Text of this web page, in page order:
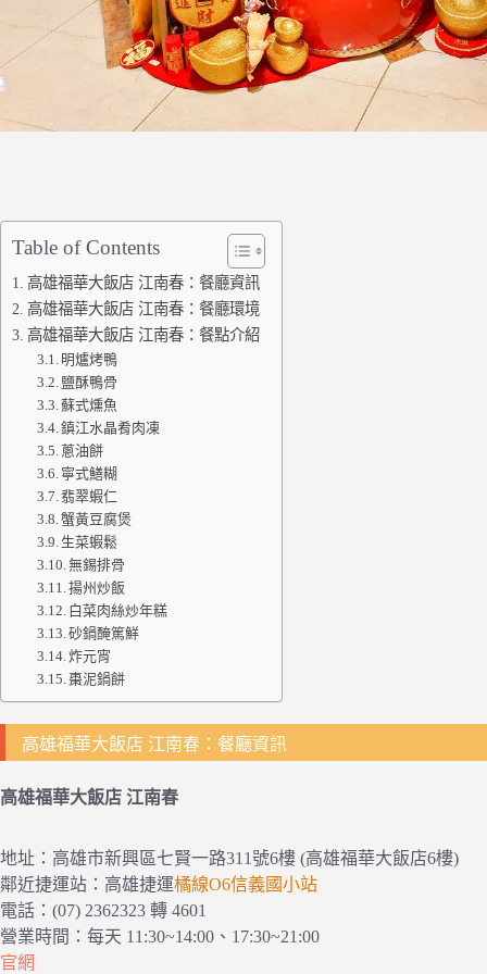
Table of Contents
高雄福華大飯店 江南春：餐廳資訊
高雄福華大飯店 江南春：餐廳環境
高雄福華大飯店 江南春：餐點介紹
明爐烤鴨
鹽酥鴨骨
蘇式燻魚
鎮江水晶肴肉凍
蔥油餅
寧式鱔糊
翡翠蝦仁
蟹黃豆腐煲
生菜蝦鬆
無錫排骨
揚州炒飯
白菜肉絲炒年糕
砂鍋醃篤鮮
炸元宵
棗泥鍋餅
高雄福華大飯店 江南春：餐廳資訊
高雄福華大飯店 江南春
地址：高雄市新興區七賢一路311號6樓 (高雄福華大飯店6樓)
鄰近捷運站：高雄捷運橘線O6信義國小站
電話：(07) 2362323 轉 4601
營業時間：每天 11:30~14:00、17:30~21:00
官網